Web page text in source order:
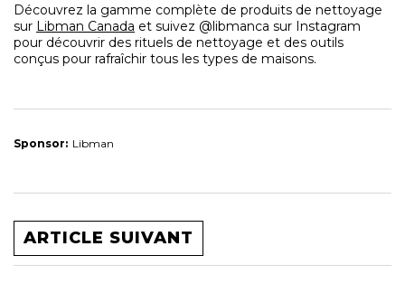
Découvrez la gamme complète de produits de nettoyage
sur Libman Canada et suivez @libmanca sur Instagram
pour découvrir des rituels de nettoyage et des outils
conçus pour rafraîchir tous les types de maisons.
Sponsor: Libman
ARTICLE SUIVANT